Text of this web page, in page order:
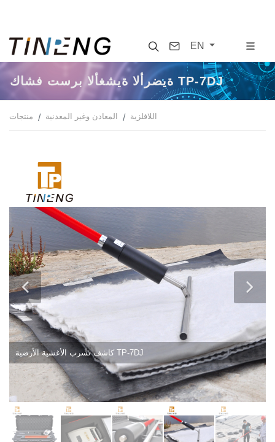
SearchContact
EN
كاشف تسرب الأغشية الأرضية TP-7DJ
منتجات المعادن وغير المعدنية اللافلزية
كاشف تسرب الأغشية الأرضية TP-7DJ